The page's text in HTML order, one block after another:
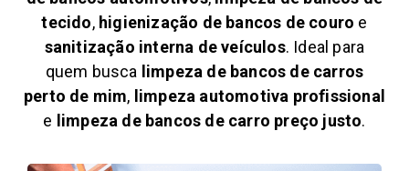
tecido, higienização de bancos de couro e
sanitização interna de veículos. Ideal para
quem busca limpeza de bancos de carros
perto de mim, limpeza automotiva profissional
e limpeza de bancos de carro preço justo.